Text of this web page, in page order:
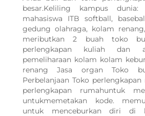
besar.Keliling kampus
mahasiswa ITB softball,
gedung olahraga, kolam
meributkan 2 buah toko
perlengkapan kuliah dan
pemeliharaan kolam kolam
renang Jasa organ Toko
Perbelanjaan Toko
perlengkapan rumahuntuk
untukmemetakan kode.
untuk menceburkan diri di